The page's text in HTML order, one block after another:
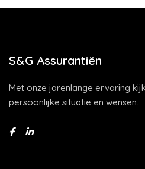
S&G Assurantiën
Met onze jarenlange ervaring
persoonlijke situatie en wensen.